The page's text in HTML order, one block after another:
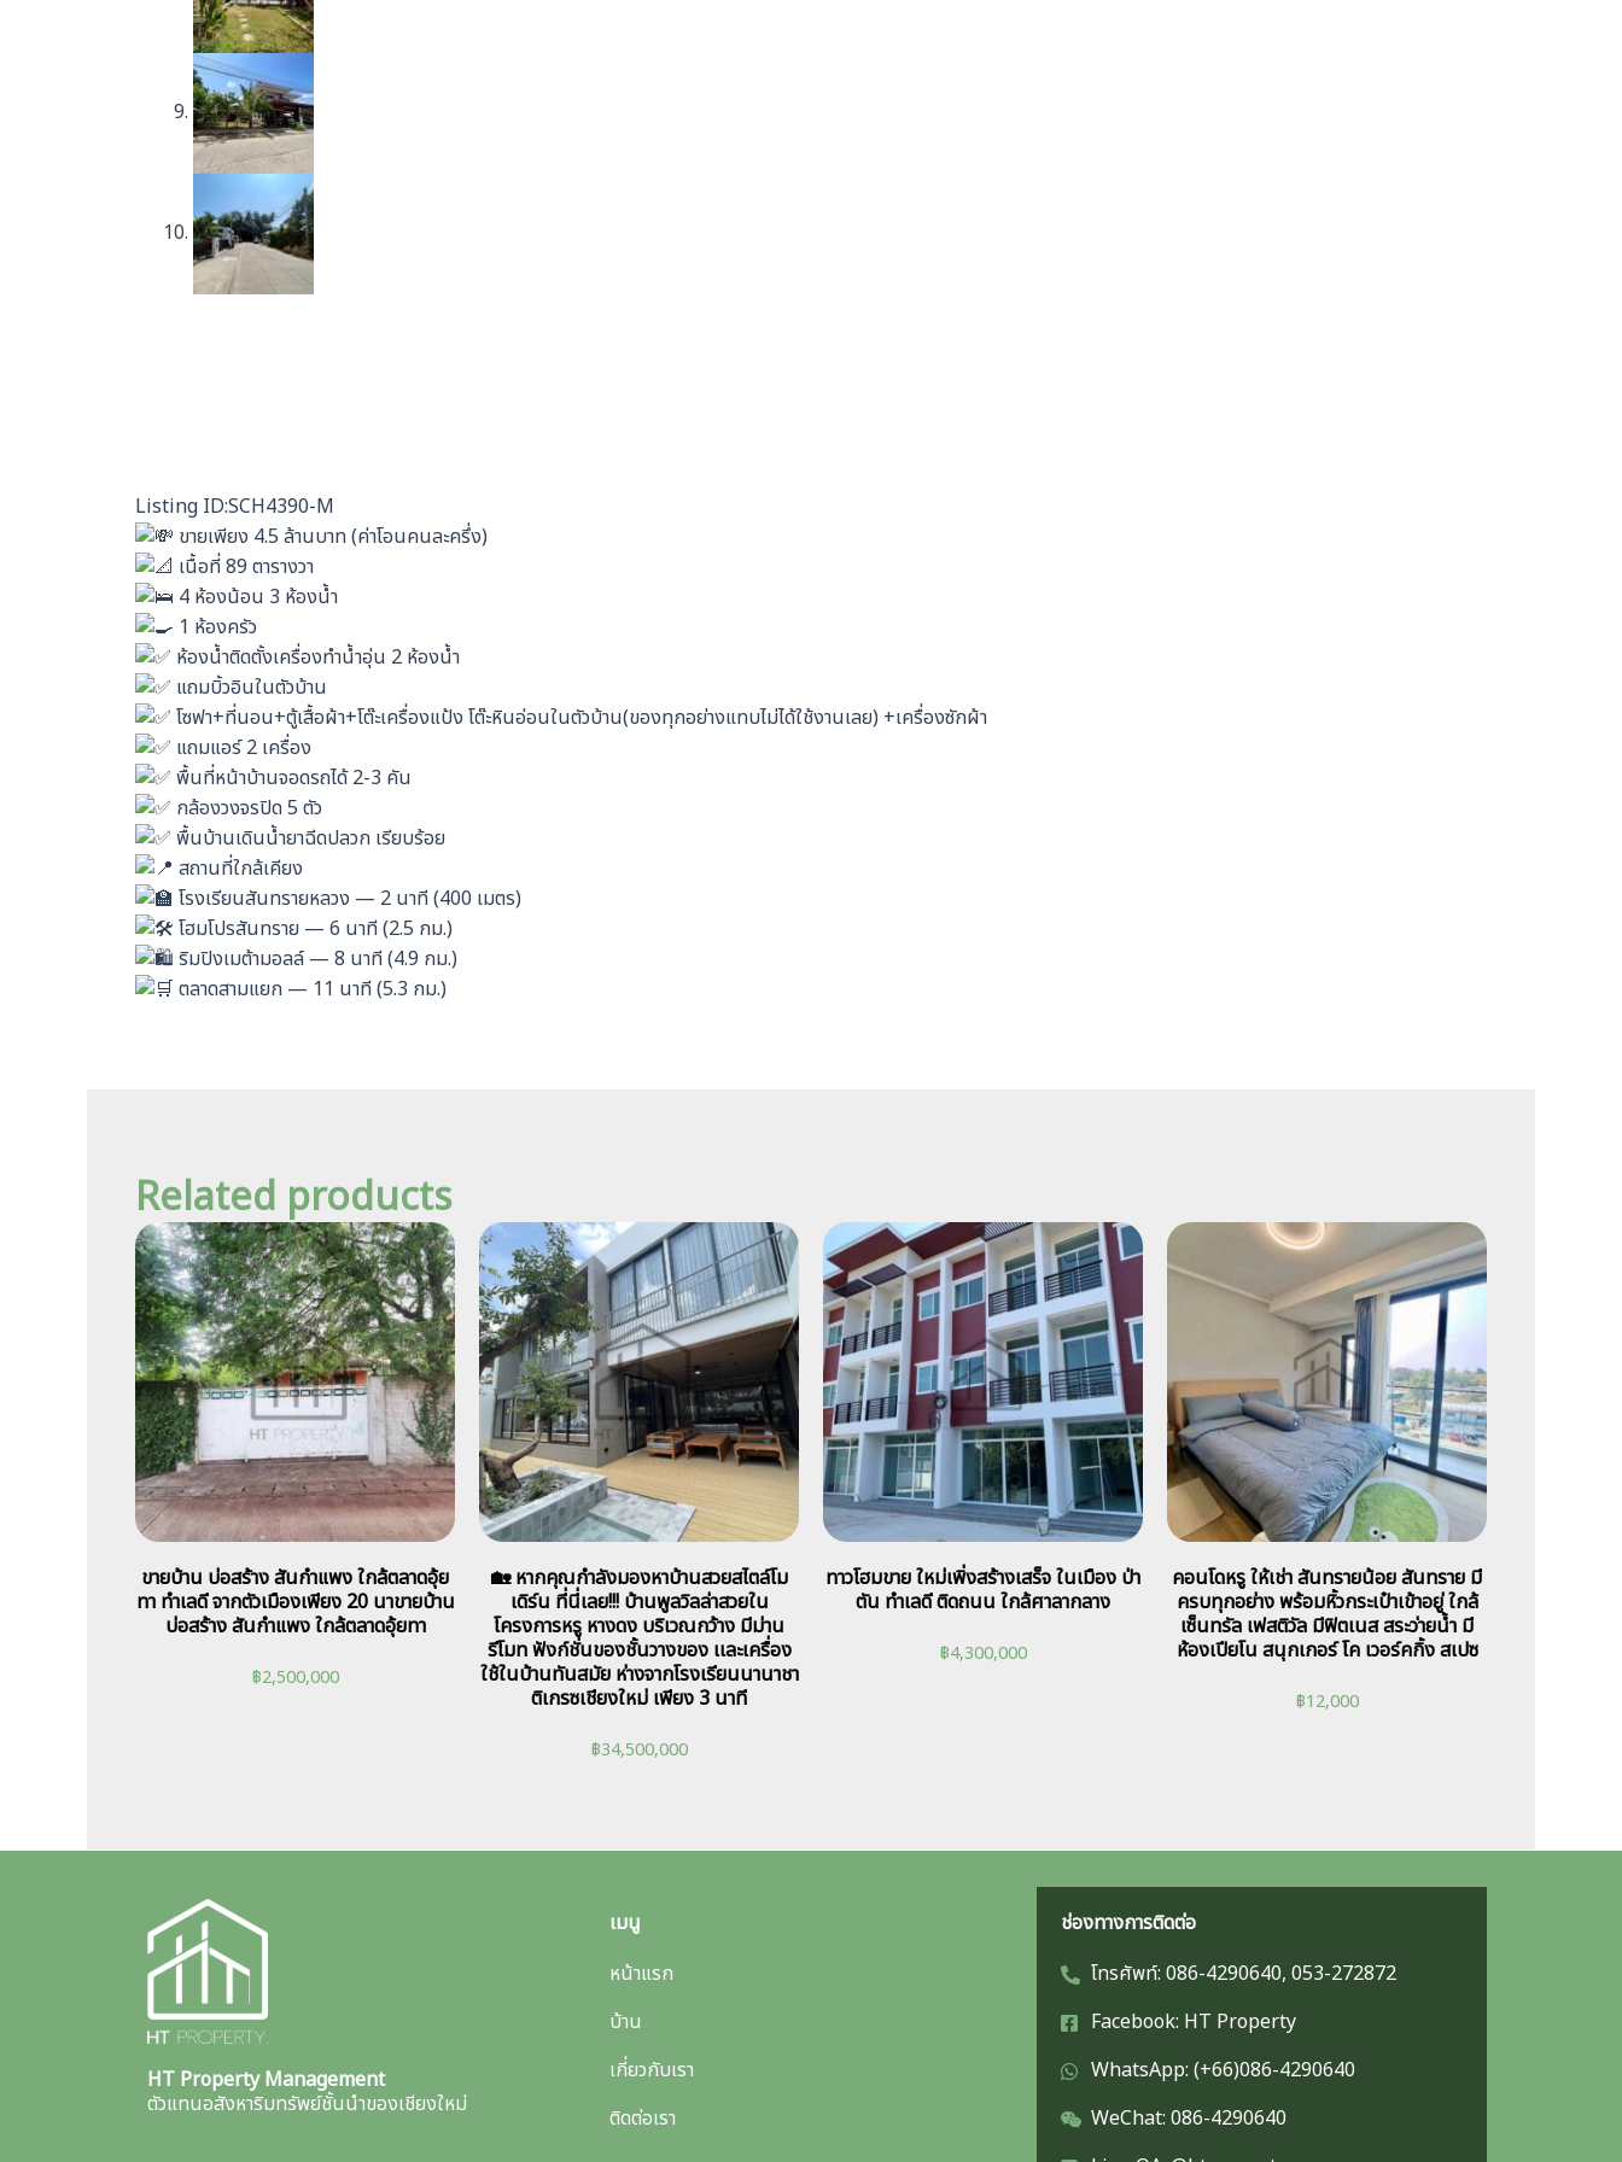
Listing ID:SCH4390-M
ขายเพียง 4.5 ล้านบาท (ค่าโอนคนละครึ่ง)
เนื้อที่ 89 ตารางวา
4 ห้องน้อน 3 ห้องน้ำ
1 ห้องครัว
ห้องน้ำติดตั้งเครื่องทำน้ำอุ่น 2 ห้องน้ำ
แถมบิ้วอินในตัวบ้าน
โซฟา+ที่นอน+ตู้เสื้อผ้า+โต๊ะเครื่องแป้ง โต๊ะหินอ่อนในตัวบ้าน(ของทุกอย่างแทบไม่ได้ใช้งานเลย) +เครื่องซักผ้า
แถมแอร์ 2 เครื่อง
พื้นที่หน้าบ้านจอดรถได้ 2-3 คัน
กล้องวงจรปิด 5 ตัว
พื้นบ้านเดินน้ำยาฉีดปลวก เรียบร้อย
สถานที่ใกล้เคียง
โรงเรียนสันทรายหลวง — 2 นาที (400 เมตร)
โฮมโปรสันทราย — 6 นาที (2.5 กม.)
ริมปิงเมต้ามอลล์ — 8 นาที (4.9 กม.)
ตลาดสามแยก — 11 นาที (5.3 กม.)
Related products
ขายบ้าน บ่อสร้าง สันกำแพง ใกล้ตลาดอุ้ย
ทา ทำเลดี จากตัวเมืองเพียง 20 นาขายบ้าน
บ่อสร้าง สันกำแพง ใกล้ตลาดอุ้ยทา
฿2,500,000
🏡 หากคุณกำลังมองหาบ้านสวยสไตล์โม
เดิร์น ที่นี่เลย!!! บ้านพูลวิลล่าสวยใน
โครงการหรู หางดง บริเวณกว้าง มีม่าน
รีโมท ฟังก์ชั่นของชั้นวางของ เเละเครื่อง
ใช้ในบ้านทันสมัย ห่างจากโรงเรียนนานาชา
ติเกรซเชียงใหม่ เพียง 3 นาที
฿34,500,000
ทาวโฮมขาย ใหม่เพิ่งสร้างเสร็จ ในเมือง ป่า
ตัน ทำเลดี ติดถนน ใกล้ศาลากลาง
฿4,300,000
คอนโดหรู ให้เช่า สันทรายน้อย สันทราย มี
ครบทุกอย่าง พร้อมหิ้วกระเป๋าเข้าอยู่ ใกล้
เซ็นทรัล เฟสติวัล มีฟิตเนส สระว่ายน้ำ มี
ห้องเปียโน สนุกเกอร์ โค เวอร์คกิ้ง สเปซ
฿12,000
HT Property Management
ตัวแทนอสังหาริมทรัพย์ชั้นนำของเชียงใหม่
เมนู
หน้าแรก
บ้าน
เกี่ยวกับเรา
ติดต่อเรา
ช่องทางการติดต่อ
โทรศัพท์: 086-4290640, 053-272872
Facebook: HT Property
WhatsApp: (+66)086-4290640
WeChat: 086-4290640